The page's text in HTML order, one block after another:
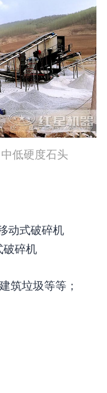
低硬度石头
动式破碎机
碎机
筑垃圾等等；